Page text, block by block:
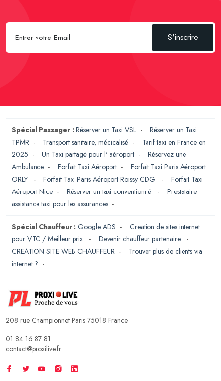
S'inscrire
Spécial Passager : Réserver un Taxi VSL - Réserver un Taxi
TPMR - Transport sanitaire, médicalisé - Tarif taxi en France en
2025 - Un Taxi partagé pour l' aéroport - Réservez une
Ambulance - Forfait Taxi Aéroport - Forfait Taxi Paris Aéroport
ORLY
- Forfait Taxi Paris Aéroport Roissy CDG - Forfait Taxi
Aéroport Nice - Réserver un taxi conventionné - Prestataire
assistance taxi pour les assurances -
Spécial Chauffeur : Google ADS - Creation de sites internet
pour VTC / Meilleur prix
- Devenir chauffeur partenaire
-
CREATION SITE WEB CHAUFFEUR - Trouver plus de clients via
internet ? -
208 rue Championnet Paris 75018 France
01 84 16 87 81
contact@proxilive.fr